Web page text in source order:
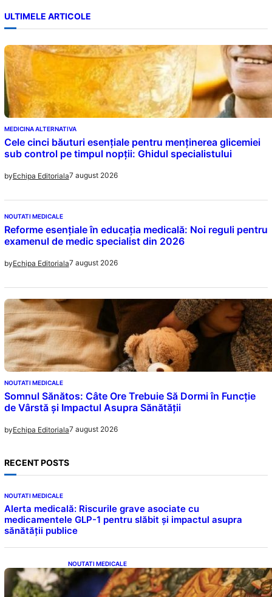
ULTIMELE ARTICOLE
MEDICINA ALTERNATIVA
Cele cinci băuturi esențiale pentru menținerea glicemiei
sub control pe timpul nopții: Ghidul specialistului
byEchipa Editoriala7 august 2026
NOUTATI MEDICALE
Reforme esențiale în educația medicală: Noi reguli pentru
examenul de medic specialist din 2026
byEchipa Editoriala7 august 2026
NOUTATI MEDICALE
Somnul Sănătos: Câte Ore Trebuie Să Dormi în Funcție
de Vârstă și Impactul Asupra Sănătății
byEchipa Editoriala7 august 2026
RECENT POSTS
NOUTATI MEDICALE
Alerta medicală: Riscurile grave asociate cu
medicamentele GLP-1 pentru slăbit și impactul asupra
sănătății publice
NOUTATI MEDICALE
Postul Adormirii Maicii Domnului: Tradiții,
Superstiții și Implicații Spiritualitate în 2026